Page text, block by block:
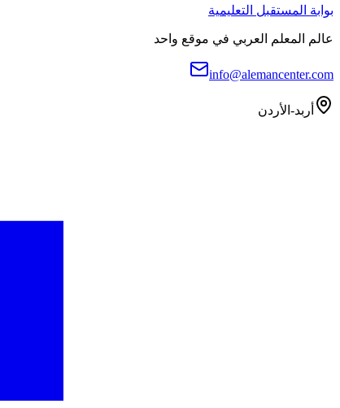
بوابة المستقبل التعليمية
عالم المعلم العربي في موقع واحد
info@alemancenter.com
أربد-الأردن